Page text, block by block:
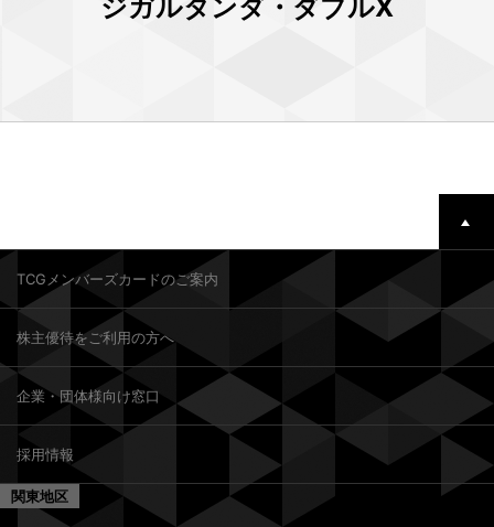
ジガルタンダ・ダブルX
TCGメンバーズカードのご案内
株主優待をご利用の方へ
企業・団体様向け窓口
採用情報
関東地区